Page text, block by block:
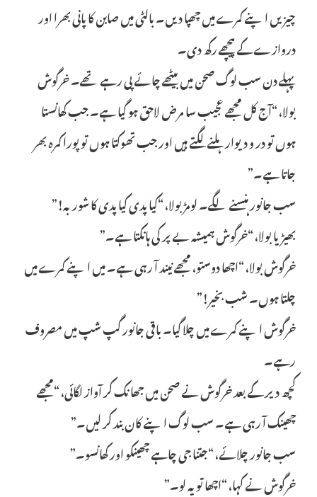
چیزیں اپنے کمرے میں چھپا دیں۔ بالٹی میں صابن کا پانی بھرا اور
دروازے کے پیچھے رکھ دی۔
پہلے دن سب لوگ صحن میں بیٹھے چائے پی رہے تھے۔ خرگوش
بولا، “آج کل مجھے عجیب سا مرض لاحق ہو گیا ہے۔ جب کھانستا
ہوں تو در و دیوار ہلنے لگتے ہیں اور جب تھوکتا ہوں تو پورا کمرہ بھر
جاتا ہے۔”
سب جانور ہنسنے لگے۔ لومڑ بولا، “کیا پدی کیا پدی کا شوربہ!”
بھیڑیا بولا، “خرگوش ہمیشہ بے پر کی ہانکتا ہے۔”
خرگوش بولا، “اچھا دوستو، مجھے نیند آ رہی ہے۔ میں اپنے کمرے میں
چلتا ہوں۔ شب بخیر!”
خرگوش اپنے کمرے میں چلا گیا۔ باقی جانور گپ شپ میں مصروف
رہے۔
کچھ دیر کے بعد خرگوش نے صحن میں جھانک کر آواز لگائی، “مجھے
چھینک آ رہی ہے۔ سب لوگ اپنے کان بند کر لیں۔”
سب جانور چلائے، “جتنا جی چاہے چھینکو اور کھانسو۔”
خرگوش نے کہا، “اچھا تو یہ لو۔”